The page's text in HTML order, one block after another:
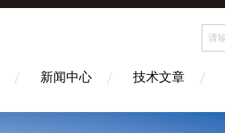
新闻中心 技术文章